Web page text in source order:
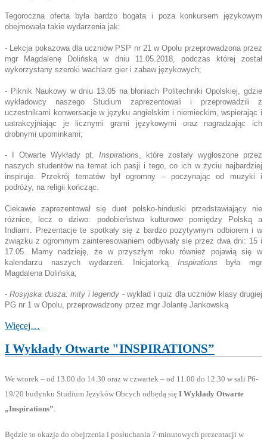
Tegoroczna oferta była bardzo bogata i poza konkursem językowym
obejmowała takie wydarzenia jak:
- Lekcja pokazowa dla uczniów PSP nr 21 w Opolu przeprowadzona przez
mgr Magdalenę Dolińską w dniu 11.05.2018, podczas której został
wykorzystany szeroki wachlarz gier i zabaw językowych;
- Piknik Naukowy w dniu 13.05 na błoniach Politechniki Opolskiej, gdzie
wykładowcy naszego Studium zaprezentowali i przeprowadzili z
uczestnikami konwersacje w języku angielskim i niemieckim, wspierając i
uatrakcyjniając je licznymi grami językowymi oraz nagradzając ich
drobnymi upominkami;
- I Otwarte Wykłady pt. Inspirations, które zostały wygłoszone przez
naszych studentów na temat ich pasji i tego, co ich w życiu najbardziej
inspiruje. Przekrój tematów był ogromny – poczynając od muzyki i
podróży, na religii kończąc.
Ciekawie zaprezentował się duet polsko-hinduski przedstawiający nie
różnice, lecz o dziwo: podobieństwa kulturowe pomiędzy Polską a
Indiami. Prezentacje te spotkały się z bardzo pozytywnym odbiorem i w
związku z ogromnym zainteresowaniem odbywały się przez dwa dni: 15 i
17.05. Mamy nadzieję, że w przyszłym roku również pojawią się w
kalendarzu naszych wydarzeń. Inicjatorką Inspirations była mgr
Magdalena Dolińska;
-Rosyjska dusza: mity i legendy - wykład i quiz dla uczniów klasy drugiej
PG nr 1 w Opolu, przeprowadzony przez mgr Jolantę Jankowską
Więcej…
I Wykłady Otwarte "INSPIRATIONS”
We wtorek – od 13.00 do 14.30 oraz w czwartek – od 11.00 do 12.30 w sali P6-
19/20 budynku Studium Języków Obcych odbędą się I Wykłady Otwarte
„Inspirations”.
Będzie to okazja do obejrzenia i posłuchania 7-minutowych prezentacji w